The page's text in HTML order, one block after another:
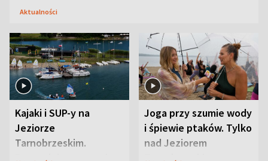
Aktualności
Kajaki i SUP-y na
Jeziorze
Tarnobrzeskim.
Przyrodnicy zwracają
Joga przy szumie wody
i śpiewie ptaków. Tylko
nad Jeziorem
Tarnobrzeskim